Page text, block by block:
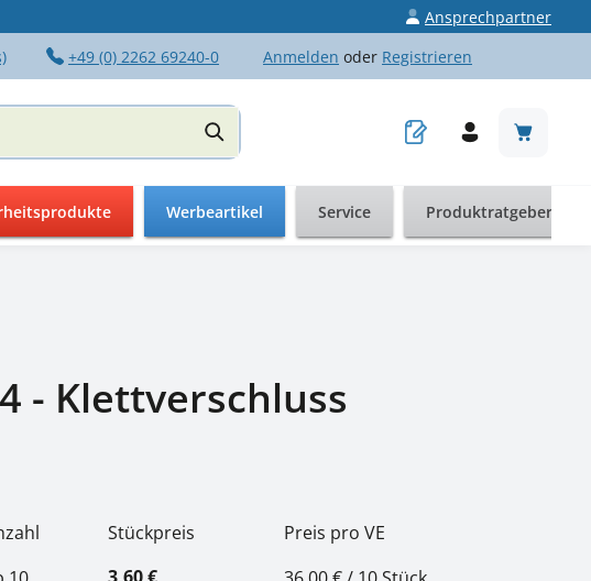
Ansprechpartner
+49 (0) 2262 69240-0 Anmelden oder Registrieren
Werbeartikel Service Produktratgeber
- Klettverschluss
Stückpreis
Preis pro VE